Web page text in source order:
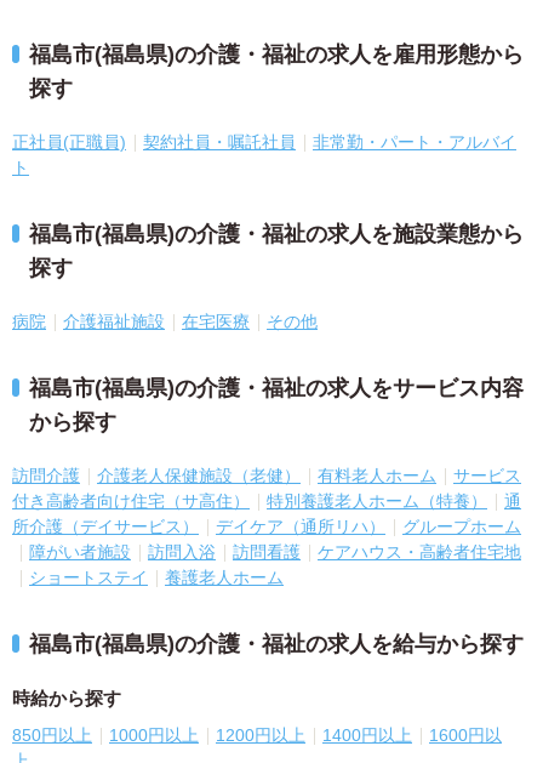
福島市(福島県)の介護・福祉の求人を雇用形態から
探す
正社員(正職員) 契約社員・嘱託社員
非常勤・パート・アルバイ
ト
福島市(福島県)の介護・福祉の求人を施設業態から
探す
病院 介護福祉施設 在宅医療 その他
福島市(福島県)の介護・福祉の求人をサービス内容
から探す
訪問介護 介護老人保健施設（老健） 有料老人ホーム
サービス
付き高齢者向け住宅（サ高住）
特別養護老人ホーム（特養）
通
所介護（デイサービス）
デイケア（通所リハ）
グループホーム
障がい者施設
訪問入浴 訪問看護
ケアハウス・高齢者住宅地
ショートステイ
養護老人ホーム
福島市(福島県)の介護・福祉の求人を給与から探す
時給から探す
850円以上 1000円以上 1200円以上 1400円以上
1600円以